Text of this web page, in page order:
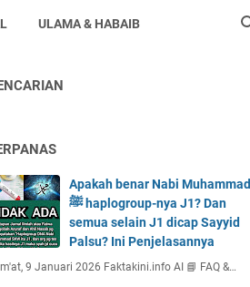
ULAMA & HABAIB
Apakah benar Nabi Muhammad
ﷺ haplogroup-nya J1? Dan
semua selain J1 dicap Sayyid
Palsu? Ini Penjelasannya
9 Januari 2026 Faktakini.info AI 📘 FAQ &…